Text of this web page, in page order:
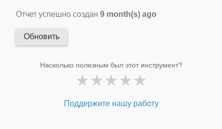
Отчет успешно создан 9 month(s) ago
Обновить
Насколько полезным был этот инструмент?
★★★★★
Поддержите нашу работу